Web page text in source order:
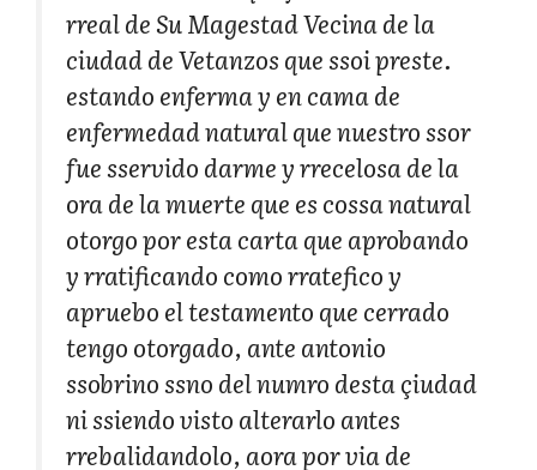
rreal de Su Magestad Vecina de la
ciudad de Vetanzos que ssoi preste.
estando enferma y en cama de
enfermedad natural que nuestro ssor
fue sservido darme y rrecelosa de la
ora de la muerte que es cossa natural
otorgo por esta carta que aprobando
y rratificando como rratefico y
apruebo el testamento que cerrado
tengo otorgado, ante antonio
ssobrino ssno del numro desta çiudad
ni ssiendo visto alterarlo antes
rrebalidandolo, aora por via de